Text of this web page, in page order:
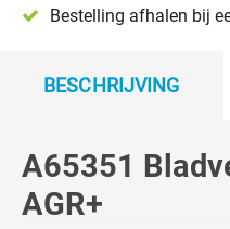
Bestelling afhalen bij
BESCHRIJVING
A65351
AGR+